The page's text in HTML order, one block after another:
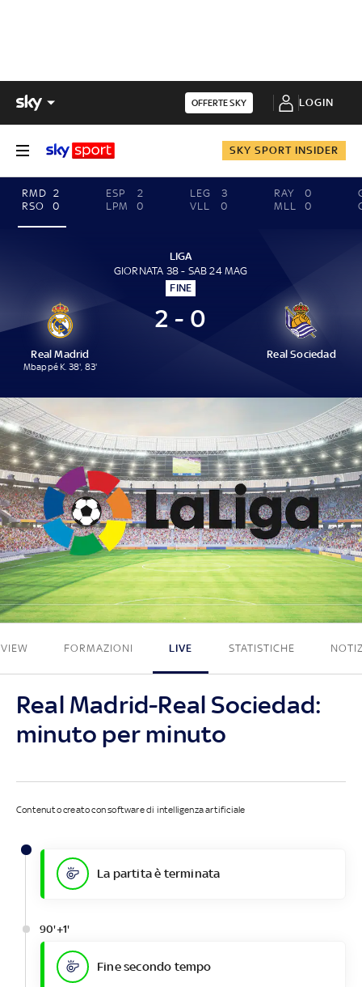
OFFERTE SKY LOGIN
SKY SPORT INSIDER
RMD 2
RSO
0
ESP
2
LPM
0
LEG
3
VLL
0
RAY
0
MLL
0
LIGA
GIORNATA 38 - SAB 24 MAG
FINE
Real Madrid
Mbappé K. 38', 83'
2 - 0
Real Sociedad
2 - 0
FORMAZIONI LIVE STATISTICHE
Real Madrid-Real Sociedad:
minuto per minuto
Contenuto creato con software di intelligenza artificiale
La partita è terminata
90'+1'
Fine secondo tempo